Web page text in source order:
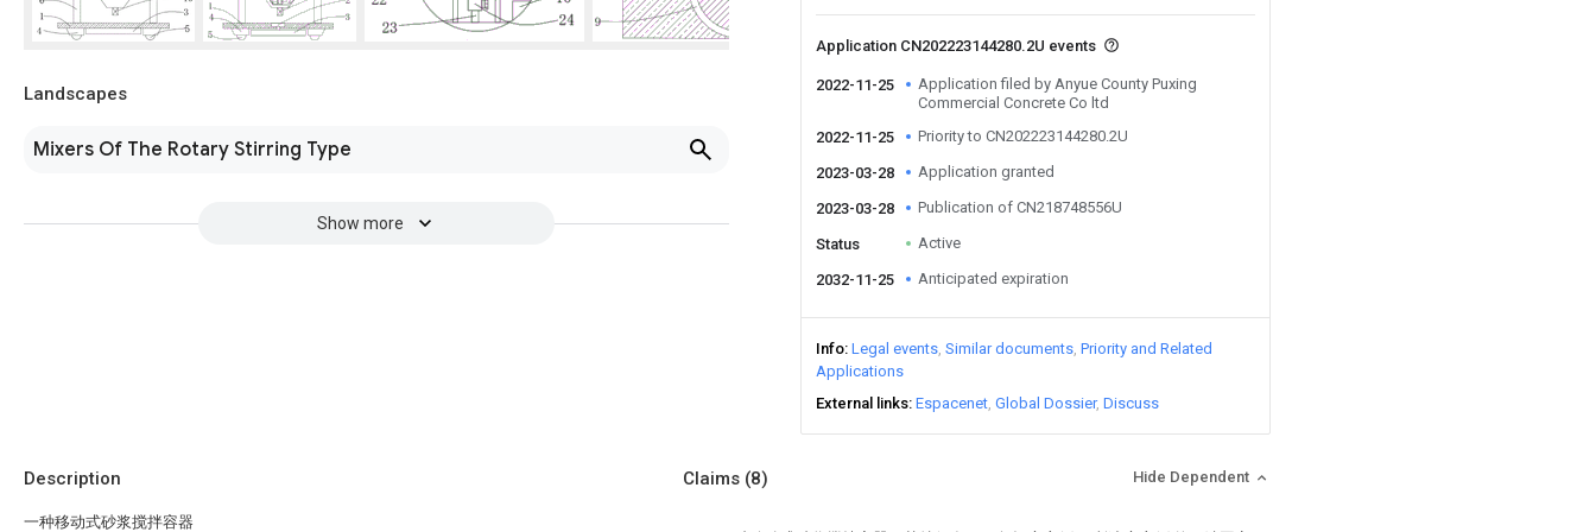
Landscapes
Mixers Of The Rotary Stirring Type
Show more
Application CN202223144280.2U events
2022-11-25
Application filed by Anyue County Puxing
Commercial Concrete Co ltd
2022-11-25
Priority to CN202223144280.2U
2023-03-28 Application granted
2023-03-28 Publication of CN218748556U
Status Active
2032-11-25 Anticipated expiration
Info Legal events Similar documents Priority and Related
Applications
External links Espacenet Global Dossier Discuss
Description
一种移动式砂浆搅拌容器
Claims (8) Hide Dependent